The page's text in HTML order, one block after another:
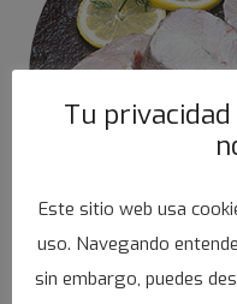
Tu
Este sitio web usa
uso. Navegando
sin embargo, puedes